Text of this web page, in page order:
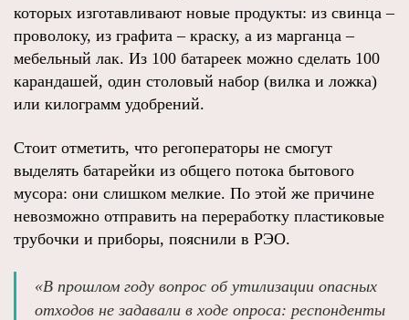
которых изготавливают новые продукты: из свинца –
проволоку, из графита – краску, а из марганца –
мебельный лак. Из 100 батареек можно сделать 100
карандашей, один столовый набор (вилка и ложка)
или килограмм удобрений.
Стоит отметить, что регоператоры не смогут
выделять батарейки из общего потока бытового
мусора: они слишком мелкие. По этой же причине
невозможно отправить на переработку пластиковые
трубочки и приборы, пояснили в РЭО.
«В прошлом году вопрос об утилизации опасных
отходов не задавали в ходе опроса: респонденты